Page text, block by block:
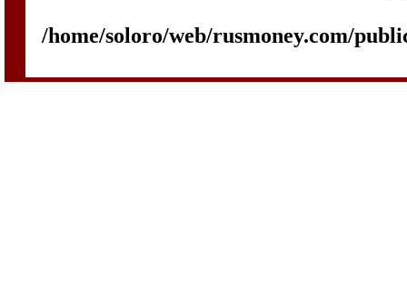
/home/soloro/web/rusmoney.com/